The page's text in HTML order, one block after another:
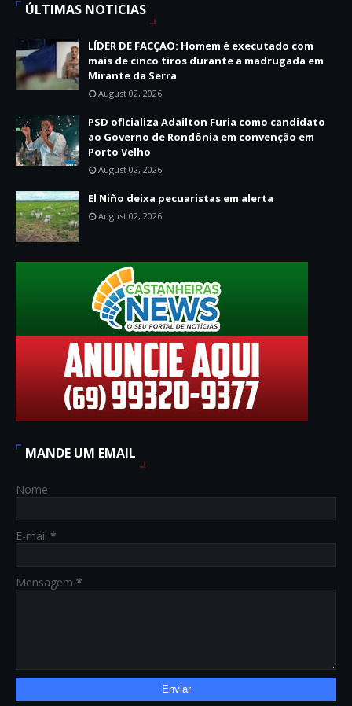
ÚLTIMAS NOTICIAS
LÍDER DE FACÇAO: Homem é executado com
mais de cinco tiros durante a madrugada em
Mirante da Serra
August 02, 2026
PSD oficializa Adailton Furia como candidato
ao Governo de Rondônia em convenção em
Porto Velho
August 02, 2026
El Niño deixa pecuaristas em alerta
August 02, 2026
MANDE UM EMAIL
Nome
E-mail *
Mensagem *